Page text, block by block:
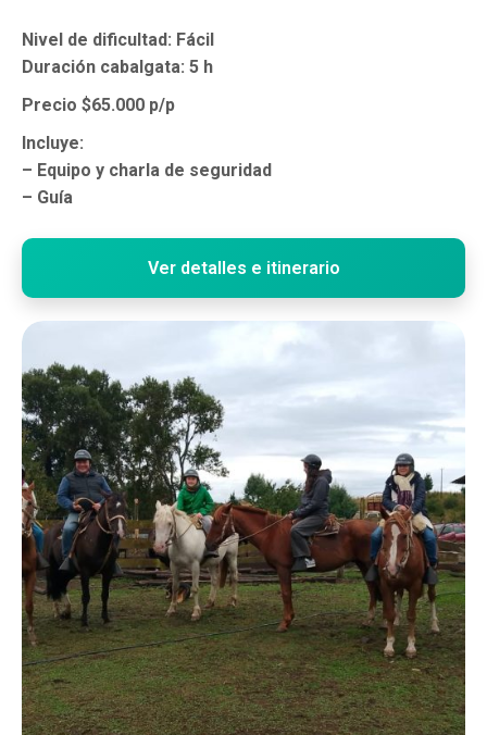
Nivel de dificultad: Fácil
Duración cabalgata: 5 h
Precio $65.000 p/p
Incluye:
– Equipo y charla de seguridad
– Guía
Ver detalles e itinerario